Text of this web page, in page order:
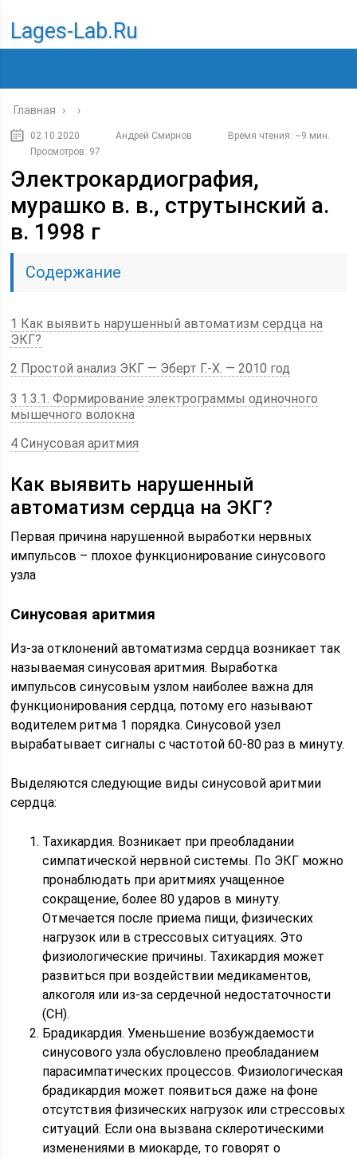
Lages-Lab.ru
Главная › ›
02.10.2020 Андрей Смирнов
Время чтения: ~9 мин.
Просмотров: 97
Электрокардиография,
мурашко в. в., струтынский а.
в. 1998 г
Содержание
1 Как выявить нарушенный автоматизм сердца на
ЭКГ?
2 Простой анализ ЭКГ — Эберт Г.-Х. — 2010 год
3 1.3.1. Формирование электрограммы одиночного
мышечного волокна
4 Синусовая аритмия
Как выявить нарушенный
автоматизм сердца на ЭКГ?
Первая причина нарушенной выработки нервных
импульсов – плохое функционирование синусового
узла
Синусовая аритмия
Из-за отклонений автоматизма сердца возникает так
называемая синусовая аритмия. Выработка
импульсов синусовым узлом наиболее важна для
функционирования сердца, потому его называют
водителем ритма 1 порядка. Синусовой узел
вырабатывает сигналы с частотой 60-80 раз в минуту.
Выделяются следующие виды синусовой аритмии
сердца:
Тахикардия. Возникает при преобладании
симпатической нервной системы. По ЭКГ можно
пронаблюдать при аритмиях учащенное
сокращение, более 80 ударов в минуту.
Отмечается после приема пищи, физических
нагрузок или в стрессовых ситуациях. Это
физиологические причины. Тахикардия может
развиться при воздействии медикаментов,
алкоголя или из-за сердечной недостаточности
(СН).
Брадикардия. Уменьшение возбуждаемости
синусового узла обусловлено преобладанием
парасимпатических процессов. Физиологическая
брадикардия может появиться даже на фоне
отсутствия физических нагрузок или стрессовых
ситуаций. Если она вызвана склеротическими
изменениями в миокарде, то говорят о